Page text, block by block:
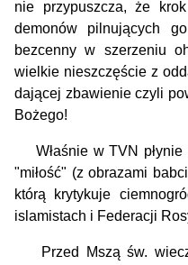
nie przypuszcza, że
demonów pilnujących
bezcenny w szerzeniu
wielkie nieszczęście z
dającej zbawienie czyli
Bożego!
Właśnie w TVN płynie
"miłość" (z obrazami
którą krytykuje
islamistach i Federacji
Przed Mszą św.